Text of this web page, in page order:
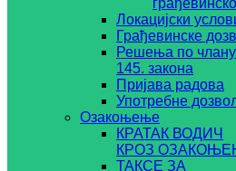
Локацијски
Грађевинске
Решења по члану
145. закона
Пријава радова
Употребне
Озакоњење
КРАТАК ВОДИЧ
КРОЗ
ТАКСЕ ЗА